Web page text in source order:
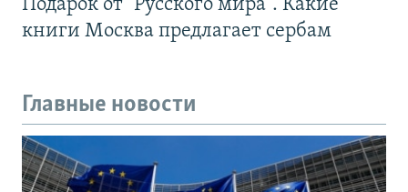
Подарок от "Русского мира". Какие
книги Москва предлагает сербам
Главные новости